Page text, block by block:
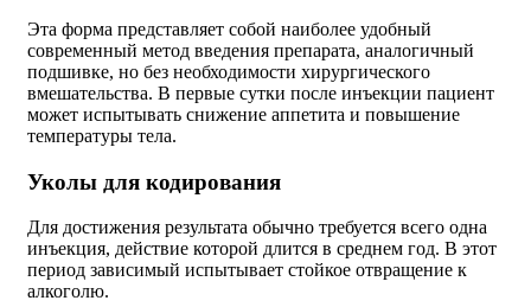
Эта форма представляет собой наиболее удобный
современный метод введения препарата, аналогичный
подшивке, но без необходимости хирургического
вмешательства. В первые сутки после инъекции пациент
может испытывать снижение аппетита и повышение
температуры тела.
Уколы для кодирования
Для достижения результата обычно требуется всего одна
инъекция, действие которой длится в среднем год. В этот
период зависимый испытывает стойкое отвращение к
алкоголю.